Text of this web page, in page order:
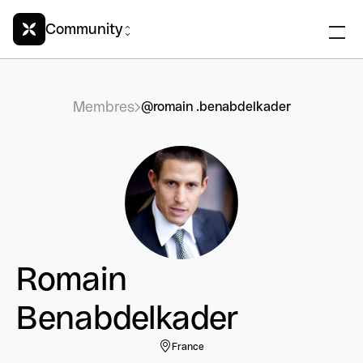
Community
Membres @romain .benabdelkader
Romain
Benabdelkader
France